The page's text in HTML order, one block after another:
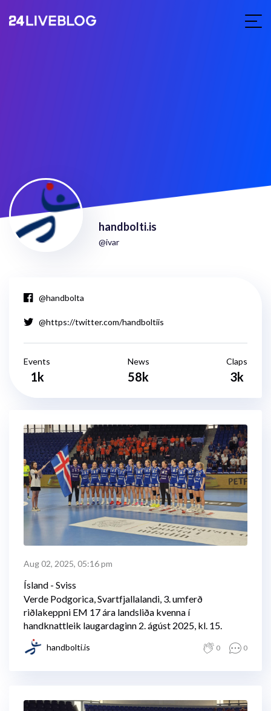
handbolti.is
@ivar
@handbolta
@https://twitter.com/handboltiis
Events
1k
News
58k
Claps
3k
Aug 02, 2025, 05:16 pm
Ísland - Sviss
Verde Podgorica, Svartfjallalandi, 3. umferð
riðlakeppni EM 17 ára landsliða kvenna í
handknattleik laugardaginn 2. ágúst 2025, kl. 15.
handbolti.is 0 0